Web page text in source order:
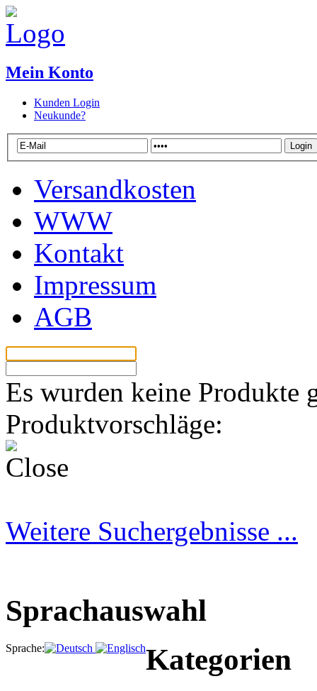
Mein Konto
Kunden Login
Neukunde?
Versandkosten
WWW
Kontakt
Impressum
AGB
Es wurden keine Produkte
Produktvorschläge:
Weitere Suchergebnisse ...
Sprachauswahl
Sprache: Kategorien